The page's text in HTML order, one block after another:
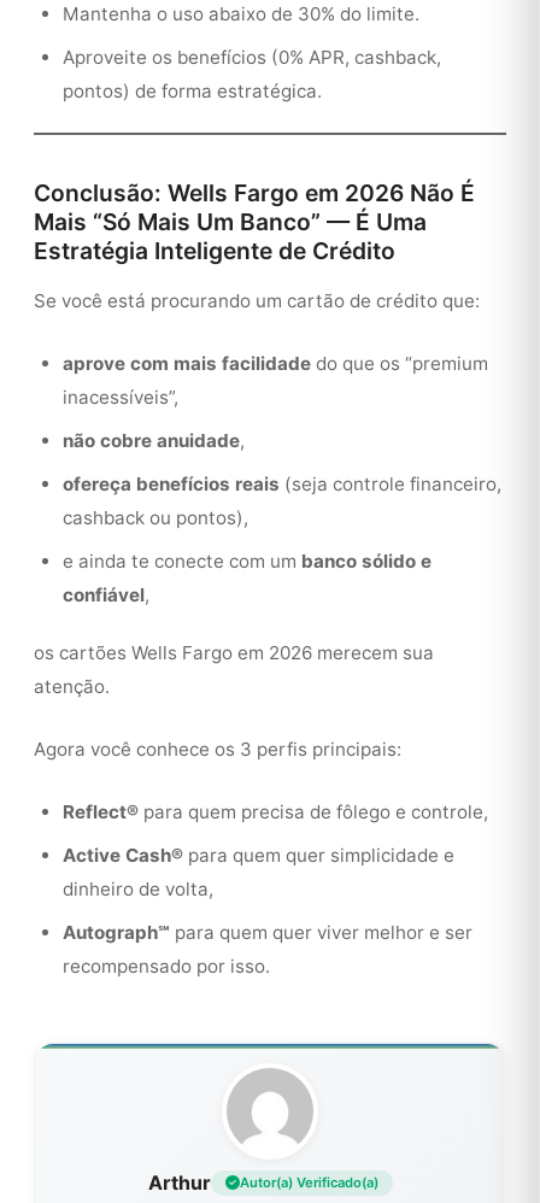
Mantenha o uso abaixo de 30% do limite.
Aproveite os benefícios (0% APR, cashback,
pontos) de forma estratégica.
Conclusão: Wells Fargo em 2026 Não É
Mais “Só Mais Um Banco” — É Uma
Estratégia Inteligente de Crédito
Se você está procurando um cartão de crédito que:
aprove com mais facilidade do que os “premium
inacessíveis”,
não cobre anuidade,
ofereça benefícios reais (seja controle financeiro,
cashback ou pontos),
e ainda te conecte com um banco sólido e
confiável,
os cartões Wells Fargo em 2026 merecem sua
atenção.
Agora você conhece os 3 perfis principais:
Reflect® para quem precisa de fôlego e controle,
Active Cash® para quem quer simplicidade e
dinheiro de volta,
Autograph℠ para quem quer viver melhor e ser
recompensado por isso.
Arthur Autor(a) Verificado(a)